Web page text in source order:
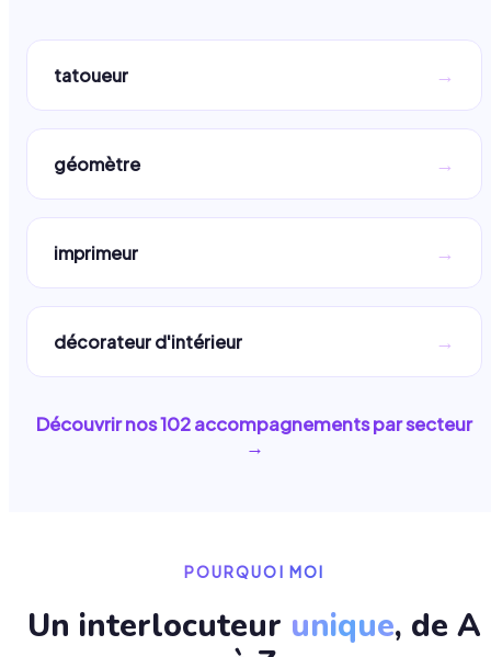
tatoueur →
géomètre →
imprimeur →
décorateur d'intérieur →
Découvrir nos102accompagnements par secteur
→
POURQUOI MOI
Un interlocuteur unique, de A